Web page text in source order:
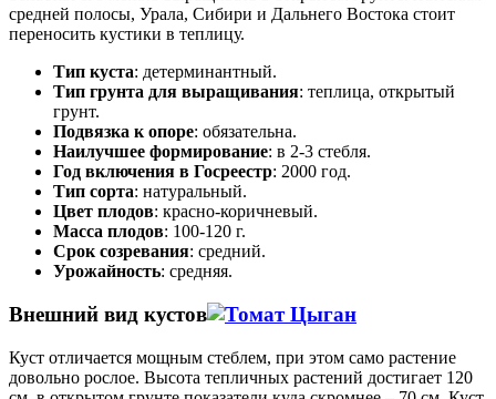
средней полосы, Урала, Сибири и Дальнего Востока стоит
переносить кустики в теплицу.
Тип куста: детерминантный.
Тип грунта для выращивания: теплица, открытый
грунт.
Подвязка к опоре: обязательна.
Наилучшее формирование: в 2-3 стебля.
Год включения в Госреестр: 2000 год.
Тип сорта: натуральный.
Цвет плодов: красно-коричневый.
Масса плодов: 100-120 г.
Срок созревания: средний.
Урожайность: средняя.
Внешний вид кустов
Куст отличается мощным стеблем, при этом само растение
довольно рослое. Высота тепличных растений достигает 120